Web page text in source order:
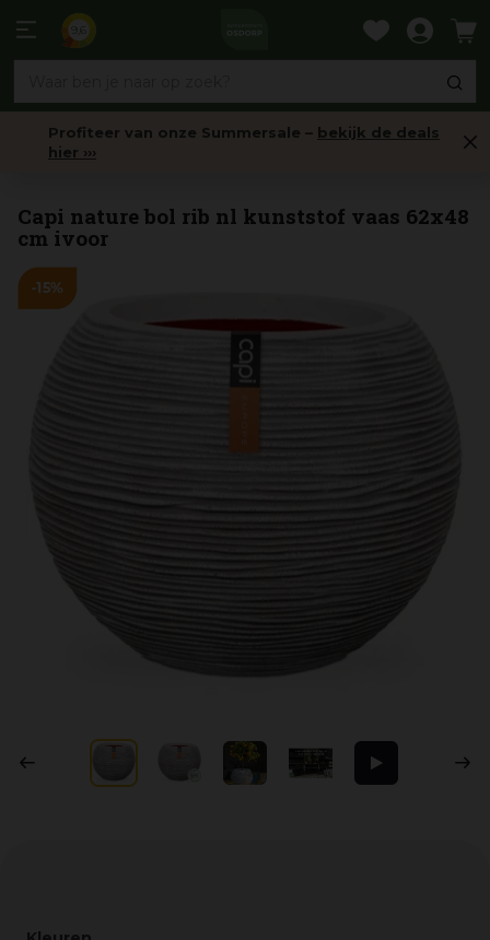
naar
Profiteer van onze Summersale – bekijk de deals
hier ›››
Capi nature bol rib nl kunststof vaas 62x48
cm ivoor